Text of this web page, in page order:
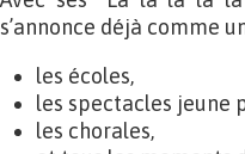
s’annonce déjà comme
les écoles,
les spectacles jeune
les chorales,